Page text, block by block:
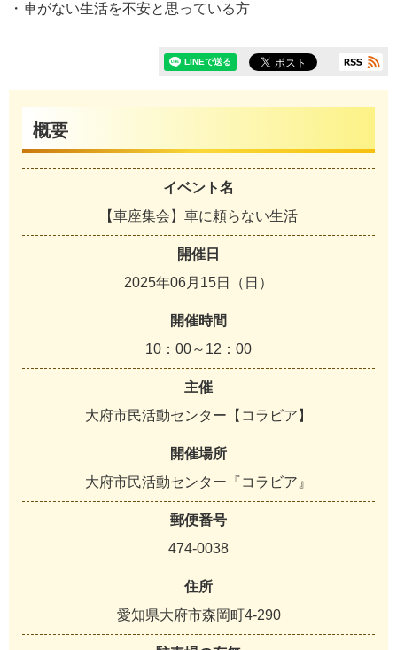
・車がない生活を不安と思っている方
概要
イベント名
【車座集会】車に頼らない生活
開催日
2025年06月15日（日）
開催時間
10：00～12：00
主催
大府市民活動センター【コラビア】
開催場所
大府市民活動センター『コラビア』
郵便番号
474-0038
住所
愛知県大府市森岡町4-290